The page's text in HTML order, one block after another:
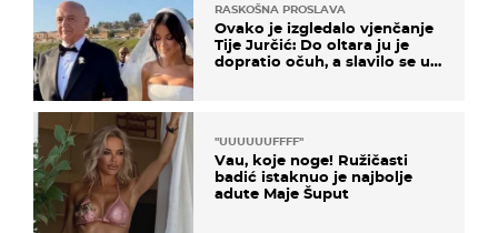
RASKOŠNA PROSLAVA
Ovako je izgledalo vjenčanje
Tije Jurčić: Do oltara ju je
dopratio očuh, a slavilo se uz
"UUUUUUFFFF"
Vau, koje noge! Ružičasti
badić istaknuo je najbolje
adute Maje Šuput